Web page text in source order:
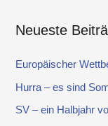
h
e
Neueste
Europäischer
Hurra – es sind
SV – ein Halbjahr